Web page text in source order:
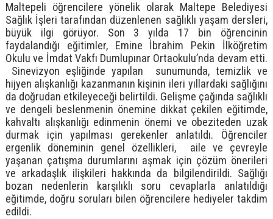
Maltepeli öğrencilere yönelik olarak Maltepe Belediyesi
Sağlık İşleri tarafından düzenlenen sağlıklı yaşam dersleri,
büyük ilgi görüyor. Son 3 yılda 17 bin öğrencinin
faydalandığı eğitimler, Emine İbrahim Pekin İlköğretim
Okulu ve İmdat Vakfı Dumlupınar Ortaokulu’nda devam etti.
Sinevizyon eşliğinde yapılan sunumunda, temizlik ve
hijyen alışkanlığı kazanmanın kişinin ileri yıllardaki sağlığını
da doğrudan etkileyeceği belirtildi. Gelişme çağında sağlıklı
ve dengeli beslenmenin önemine dikkat çekilen eğitimde,
kahvaltı alışkanlığı edinmenin önemi ve obeziteden uzak
durmak için yapılması gerekenler anlatıldı. Öğrenciler
ergenlik döneminin genel özellikleri, aile ve çevreyle
yaşanan çatışma durumlarını aşmak için çözüm önerileri
ve arkadaşlık ilişkileri hakkında da bilgilendirildi. Sağlığı
bozan nedenlerin karşılıklı soru cevaplarla anlatıldığı
eğitimde, doğru soruları bilen öğrencilere hediyeler takdim
edildi.